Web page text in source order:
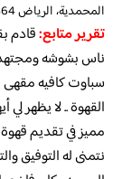
المحمدية، الرياض 12364، المملكة العربية السعودية
تقرير متابع:قادم
ناس بشوشه
سباوت كافيه مقهى
القهوة .. لا يظهر لي
مميز في تقديم
نتمنى له التوفيق